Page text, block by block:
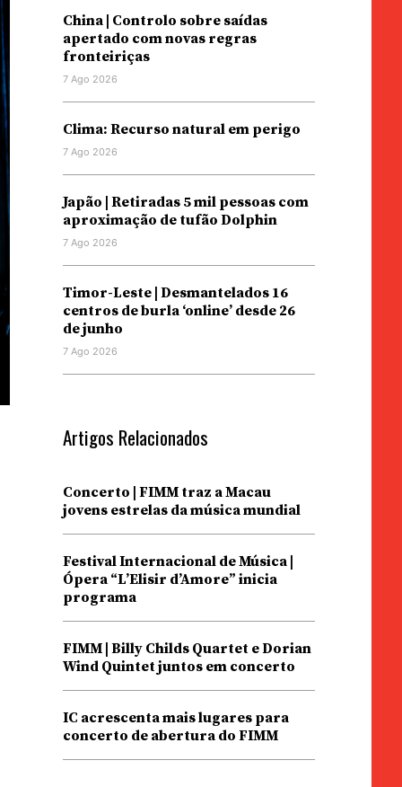
China | Controlo sobre saídas
apertado com novas regras
fronteiriças
7 Ago 2026
Clima: Recurso natural em perigo
7 Ago 2026
Japão | Retiradas 5 mil pessoas com
aproximação de tufão Dolphin
7 Ago 2026
Timor-Leste | Desmantelados 16
centros de burla ‘online’ desde 26
de junho
7 Ago 2026
Artigos Relacionados
Concerto | FIMM traz a Macau
jovens estrelas da música mundial
Festival Internacional de Música |
Ópera “L’Elisir d’Amore” inicia
programa
FIMM | Billy Childs Quartet e Dorian
Wind Quintet juntos em concerto
IC acrescenta mais lugares para
concerto de abertura do FIMM